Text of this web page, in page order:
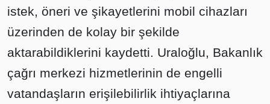
istek, öneri ve şikayetlerini mobil cihazları
üzerinden de kolay bir şekilde
aktarabildiklerini kaydetti. Uraloğlu, Bakanlık
çağrı merkezi hizmetlerinin de engelli
vatandaşların erişilebilirlik ihtiyaçlarına